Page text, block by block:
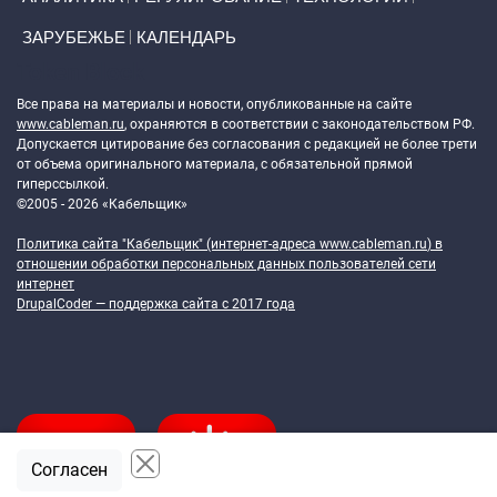
ЗАРУБЕЖЬЕ КАЛЕНДАРЬ
Все права на материалы и новости, опубликованные на сайте
www.cableman.ru, охраняются в соответствии с законодательством РФ.
Допускается цитирование без согласования с редакцией не более трети
от объема оригинального материала, с обязательной прямой
гиперссылкой.
©2005 - 2026 «Кабельщик»
Политика сайта "Кабельщик" (интернет-адреса www.cableman.ru) в
отношении обработки персональных данных пользователей сети
интернет
DrupalCoder — поддержка сайта c 2017 года
Согласен